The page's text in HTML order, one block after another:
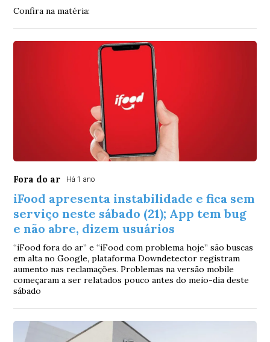
Confira na matéria:
Fora do ar Há 1 ano
iFood apresenta instabilidade e fica sem
serviço neste sábado (21); App tem bug
e não abre, dizem usuários
“iFood fora do ar” e “iFood com problema hoje” são buscas
em alta no Google, plataforma Downdetector registram
aumento nas reclamações. Problemas na versão mobile
começaram a ser relatados pouco antes do meio-dia deste
sábado